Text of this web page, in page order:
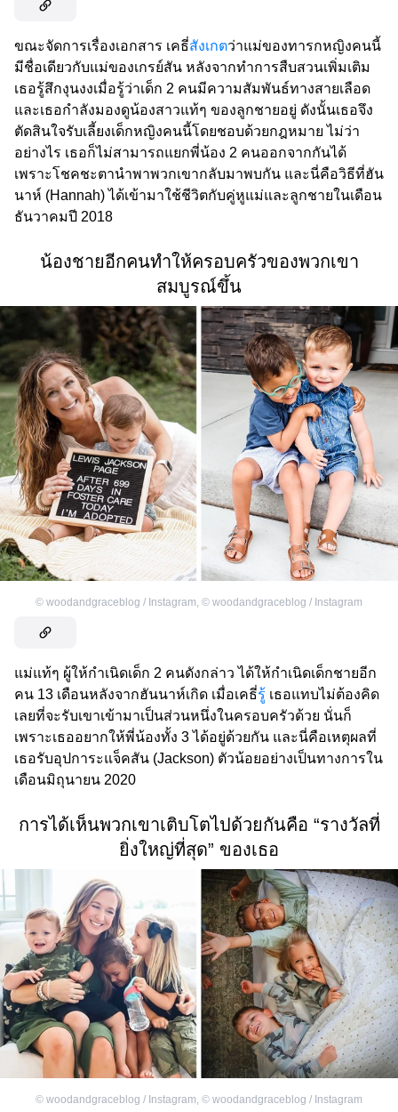
ขณะจัดการเรื่องเอกสาร เคธี่สังเกตว่าแม่ของทารกหญิงคนนี้
มีชื่อเดียวกับแม่ของเกรย์สัน หลังจากทำการสืบสวนเพิ่มเติม
เธอรู้สึกงุนงงเมื่อรู้ว่าเด็ก 2 คนมีความสัมพันธ์ทางสายเลือด
และเธอกำลังมองดูน้องสาวแท้ๆ ของลูกชายอยู่ ดังนั้นเธอจึง
ตัดสินใจรับเลี้ยงเด็กหญิงคนนี้โดยชอบด้วยกฎหมาย ไม่ว่า
อย่างไร เธอก็ไม่สามารถแยกพี่น้อง 2 คนออกจากกันได้
เพราะโชคชะตานำพาพวกเขากลับมาพบกัน และนี่คือวิธีที่ฮัน
นาห์ (Hannah) ได้เข้ามาใช้ชีวิตกับคู่หูแม่และลูกชายในเดือน
ธันวาคมปี 2018
น้องชายอีกคนทำให้ครอบครัวของพวกเขา
สมบูรณ์ขึ้น
© woodandgraceblog / Instagram, © woodandgraceblog / Instagram
แม่แท้ๆ ผู้ให้กำเนิดเด็ก 2 คนดังกล่าว ได้ให้กำเนิดเด็กชายอีก
คน 13 เดือนหลังจากฮันนาห์เกิด เมื่อเคธี่รู้ เธอแทบไม่ต้องคิด
เลยที่จะรับเขาเข้ามาเป็นส่วนหนึ่งในครอบครัวด้วย นั่นก็
เพราะเธออยากให้พี่น้องทั้ง 3 ได้อยู่ด้วยกัน และนี่คือเหตุผลที่
เธอรับอุปการะแจ็คสัน (Jackson) ตัวน้อยอย่างเป็นทางการใน
เดือนมิถุนายน 2020
การได้เห็นพวกเขาเติบโตไปด้วยกันคือ “รางวัลที่
ยิ่งใหญ่ที่สุด” ของเธอ
© woodandgraceblog / Instagram, © woodandgraceblog / Instagram